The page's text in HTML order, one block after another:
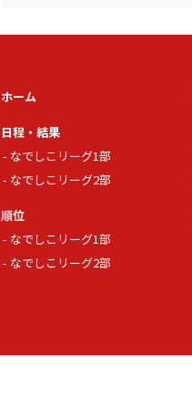
ホーム
日程・結果
なでしこリーグ1部
なでしこリーグ2部
順位
なでしこリーグ1部
なでしこリーグ2部